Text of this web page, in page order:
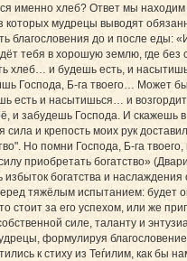
именно хлеб? Ответ мы находим
которых мудрецы выводят
благословения до и после еды:
тебя в хорошую землю, где без
хлеб… и будешь есть, и
Господа, Б-га твоего… Может
есть и насытишься… и
и забудешь Господа. И скажешь
сила и крепость моих рук
Но помни Господа, Б-га
приобретать богатство»
избыток богатства и наслаждения
тяжёлым испытанием: будет
стоит за его успехом, или же
силе, таланту и
формулируя
к стиху из Теѓилим, как бы